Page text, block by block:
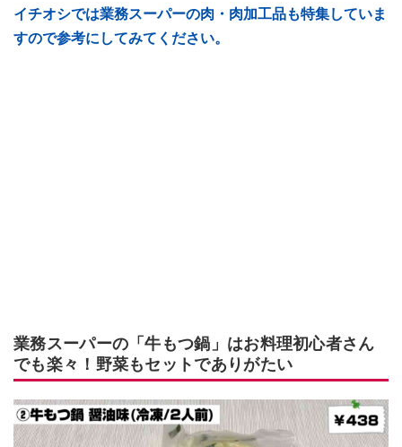
イチオシでは業務スーパーの肉・肉加工品も特集していま
すので参考にしてみてください。
業務スーパーの「牛もつ鍋」はお料理初心者さん
でも楽々！野菜もセットでありがたい